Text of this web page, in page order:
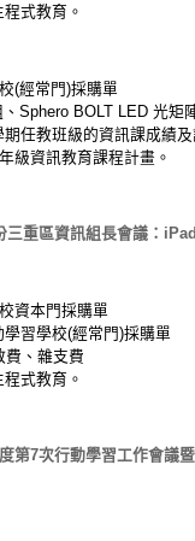
式教育。
(經常門)採購單
Sphero BOLT LED 光矩
任教班級的資訊課成績及
級資訊教育課程計畫。
三重區資訊組長會議：
資本門採購單
習學校(經常門)採購單
費、雜支費
式教育。
第7次行動學習工作會議